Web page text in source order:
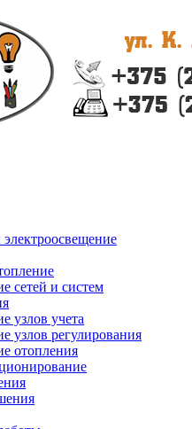
сетей и систем
узлов учета
узлов регулирования
отопления